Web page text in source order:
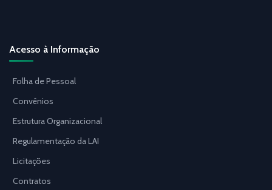
Acesso à Informação
Folha de Pessoal
Convênios
Estrutura Organizacional
Regulamentação da LAI
Licitações
Contratos